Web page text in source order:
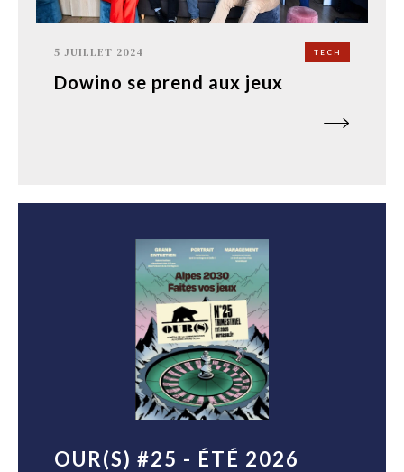
5 JUILLET 2024 TECH
Dowino se prend aux jeux
OUR(S) #25 - ÉTÉ 2026